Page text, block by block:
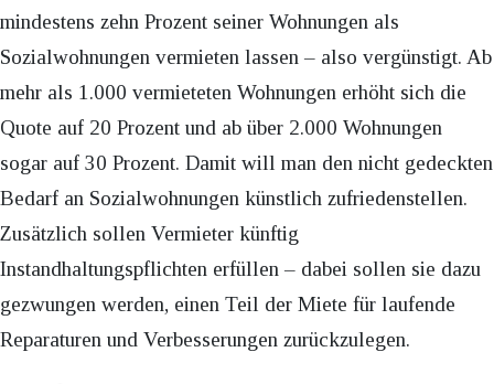
mindestens zehn Prozent seiner Wohnungen als
Sozialwohnungen vermieten lassen – also vergünstigt. Ab
mehr als 1.000 vermieteten Wohnungen erhöht sich die
Quote auf 20 Prozent und ab über 2.000 Wohnungen
sogar auf 30 Prozent. Damit will man den nicht gedeckten
Bedarf an Sozialwohnungen künstlich zufriedenstellen.
Zusätzlich sollen Vermieter künftig
Instandhaltungspflichten erfüllen – dabei sollen sie dazu
gezwungen werden, einen Teil der Miete für laufende
Reparaturen und Verbesserungen zurückzulegen.